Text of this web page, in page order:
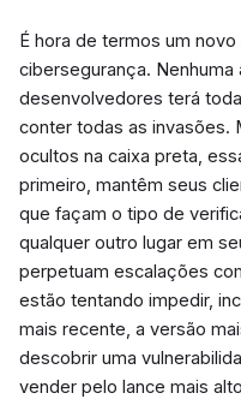
É hora de termos um
cibersegurança.
desenvolvedores terá
conter todas as invasões.
ocultos na caixa preta,
primeiro, mantêm seus
que façam o tipo de
qualquer outro lugar em
perpetuam escalações
estão tentando impedir,
mais recente, a versão
descobrir uma
vender pelo lance mais